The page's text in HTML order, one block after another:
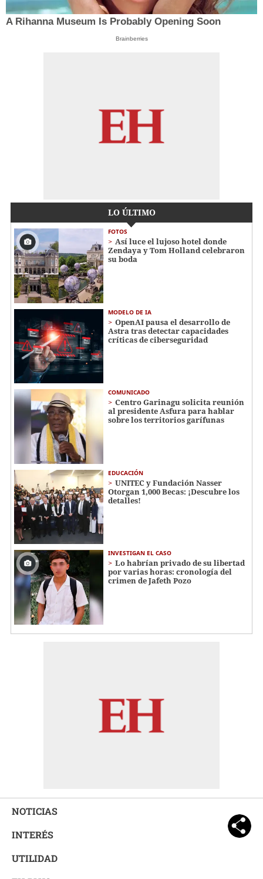
A Rihanna Museum Is Probably Opening Soon
Brainberries
LO ÚLTIMO
FOTOS
Así luce el lujoso hotel donde
Zendaya y Tom Holland celebraron
su boda
MODELO DE IA
OpenAI pausa el desarrollo de
Astra tras detectar capacidades
críticas de ciberseguridad
COMUNICADO
Centro Garinagu solicita reunión
al presidente Asfura para hablar
sobre los territorios garífunas
EDUCACIÓN
UNITEC y Fundación Nasser
Otorgan 1,000 Becas: ¡Descubre los
detalles!
INVESTIGAN EL CASO
Lo habrían privado de su libertad
por varias horas: cronología del
crimen de Jafeth Pozo
NOTICIAS
INTERÉS
UTILIDAD